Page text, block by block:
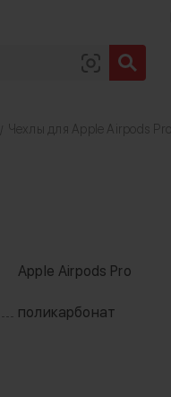
Чехлы для Apple Airpods Pro
Apple Airpods Pro
поликарбонат